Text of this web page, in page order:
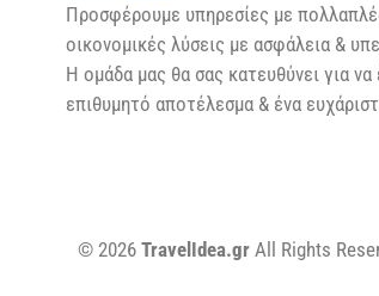
Προσφέρουμε υπηρεσίες με
οικονομικές λύσεις με ασφάλεια &
Η ομάδα μας θα σας κατευθύνει για να
επιθυμητό αποτέλεσμα & ένα
© 2026 TravelIdea.gr All Rights